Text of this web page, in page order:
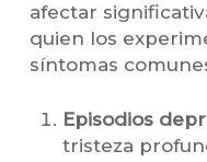
afectar
quien los
síntomas
Episodios
tristeza